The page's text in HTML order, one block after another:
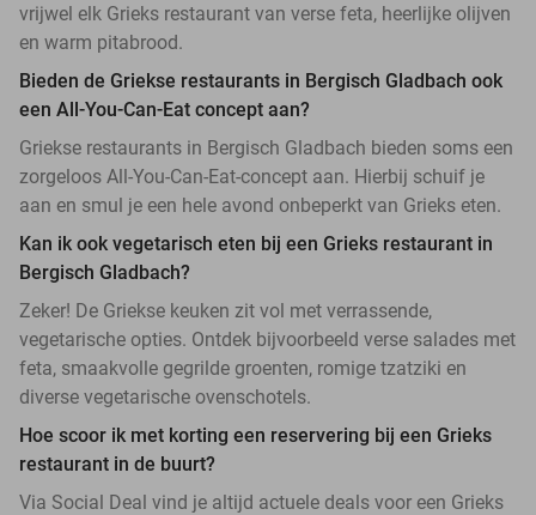
vrijwel elk Grieks restaurant van verse feta, heerlijke olijven
en warm pitabrood.
Bieden de Griekse restaurants in Bergisch Gladbach ook
een All-You-Can-Eat concept aan?
Griekse restaurants in Bergisch Gladbach bieden soms een
zorgeloos All-You-Can-Eat-concept aan. Hierbij schuif je
aan en smul je een hele avond onbeperkt van Grieks eten.
Kan ik ook vegetarisch eten bij een Grieks restaurant in
Bergisch Gladbach?
Zeker! De Griekse keuken zit vol met verrassende,
vegetarische opties. Ontdek bijvoorbeeld verse salades met
feta, smaakvolle gegrilde groenten, romige tzatziki en
diverse vegetarische ovenschotels.
Hoe scoor ik met korting een reservering bij een Grieks
restaurant in de buurt?
Via Social Deal vind je altijd actuele deals voor een Grieks